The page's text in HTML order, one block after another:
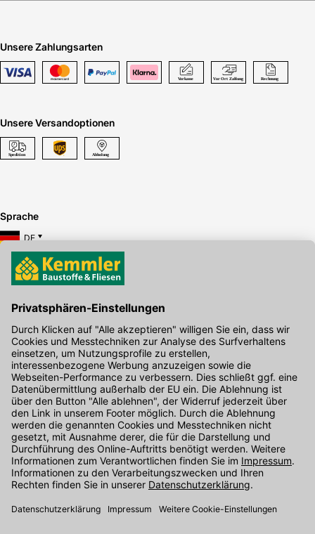
Unsere Zahlungsarten
Unsere Versandoptionen
Sprache
DE
Hier gibt's die kostenlose App
Kontakt
Unser Onlineshop Team ist montags bis freitags von 08:00 - 17:00
Uhr unter der Telefonnummer07071 / 151-151für Sie erreichbar.
Alternativ können Sie unser Kontaktformular nutzen.
Den Kontakt direkt in unsere Niederlassungen finden Sie